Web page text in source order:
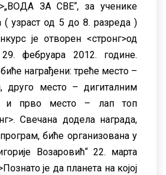
ЗА СВЕ“, за ученике
узраст од 5 до 8. разреда )
jе отворен <стронг>од
фебруара 2012. године.
награђени: треће место –
друго место – дигиталним
и прво место – лап топ
Свечана додела награда,
биће организована у
Возаровић“ 22. марта
jе да планета на коjоj